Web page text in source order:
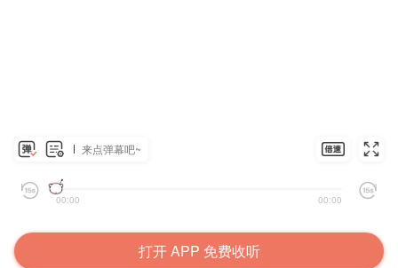
来点弹幕吧~
00:00 00:00
打开 APP 免费收听